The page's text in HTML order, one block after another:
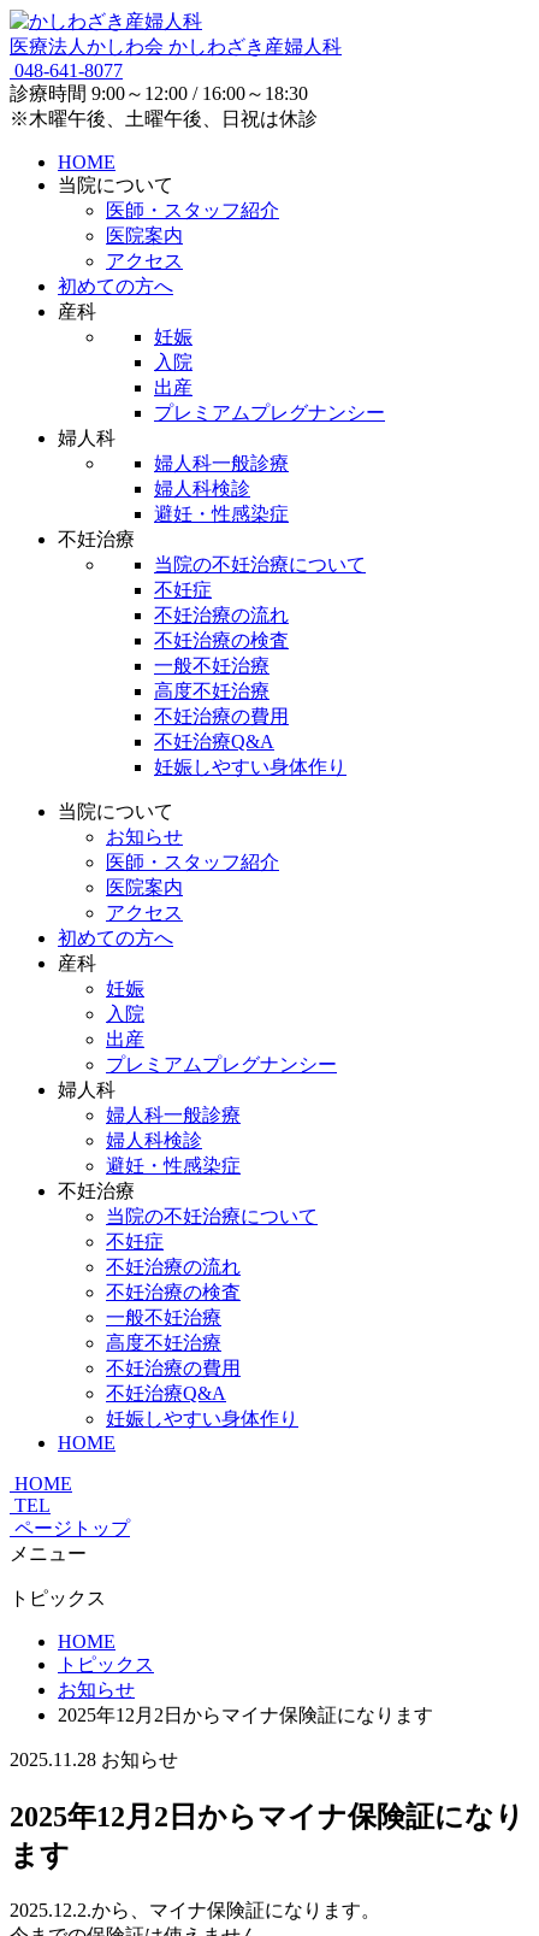
医療法人かしわ会 かしわざき産婦人科
048-641-8077
診療時間 9:00～12:00 / 16:00～18:30
※木曜午後、土曜午後、日祝は休診
HOME
当院について
医師・スタッフ紹介
医院案内
アクセス
初めての方へ
産科
妊娠
入院
出産
プレミアムプレグナンシー
婦人科
婦人科一般診療
婦人科検診
避妊・性感染症
不妊治療
当院の不妊治療について
不妊症
不妊治療の流れ
不妊治療の検査
一般不妊治療
高度不妊治療
不妊治療の費用
不妊治療Q&A
妊娠しやすい身体作り
当院について
お知らせ
医師・スタッフ紹介
医院案内
アクセス
初めての方へ
産科
妊娠
入院
出産
プレミアムプレグナンシー
婦人科
婦人科一般診療
婦人科検診
避妊・性感染症
不妊治療
当院の不妊治療について
不妊症
不妊治療の流れ
不妊治療の検査
一般不妊治療
高度不妊治療
不妊治療の費用
不妊治療Q&A
妊娠しやすい身体作り
HOME
HOME
TEL
ページトップ
メニュー
トピックス
HOME
トピックス
お知らせ
2025年12月2日からマイナ保険証になります
2025.11.28 お知らせ
2025年12月2日からマイナ保険証になり
ます
2025.12.2.から、マイナ保険証になります。